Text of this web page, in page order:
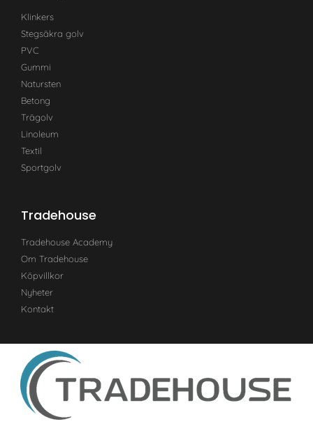
Klinkers
Stegsäkra golv
PVC
Gummi
Natursten
Betong
Trägolv
Linoleum
Textil
Sportgolv
Tradehouse
Tradehouse Academy
Om Tradehouse
Köpvillkor
Nyheter
Kontakt